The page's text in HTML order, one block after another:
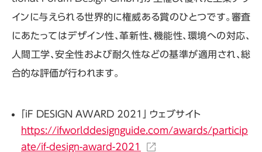
インに与えられる世界的に権威ある賞のひとつです。審査
にあたってはデザイン性、革新性、機能性、環境への対応、
人間工学、安全性および耐久性などの基準が適用され、総
合的な評価が行われます。
「iF DESIGN AWARD 2021」 ウェブサイト
https://ifworlddesignguide.com/awards/particip
ate/if-design-award-2021